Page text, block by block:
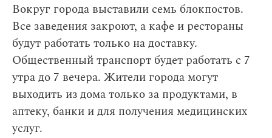
Вокруг города выставили семь блокпостов.
Все заведения закроют, а кафе и рестораны
будут работать только на доставку.
Общественный транспорт будет работать с 7
утра до 7 вечера. Жители города могут
выходить из дома только за продуктами, в
аптеку, банки и для получения медицинских
услуг.